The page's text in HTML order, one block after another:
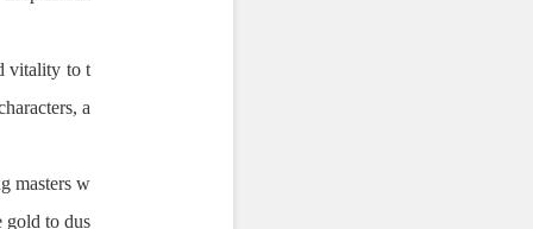
vitality to t
a
masters w
gold to dus